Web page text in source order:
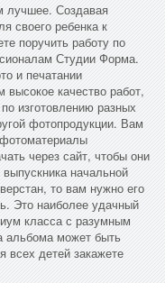
лучшее. Создавая
своего ребенка к
поручить работу по
Студии Форма.
и печатании
высокое качество работ,
изготовлению разных
фотопродукции. Вам
через сайт, чтобы они
начальной
то вам нужно его
Это наиболее удачный
класса с разумным
альбома может быть
всех детей закажете